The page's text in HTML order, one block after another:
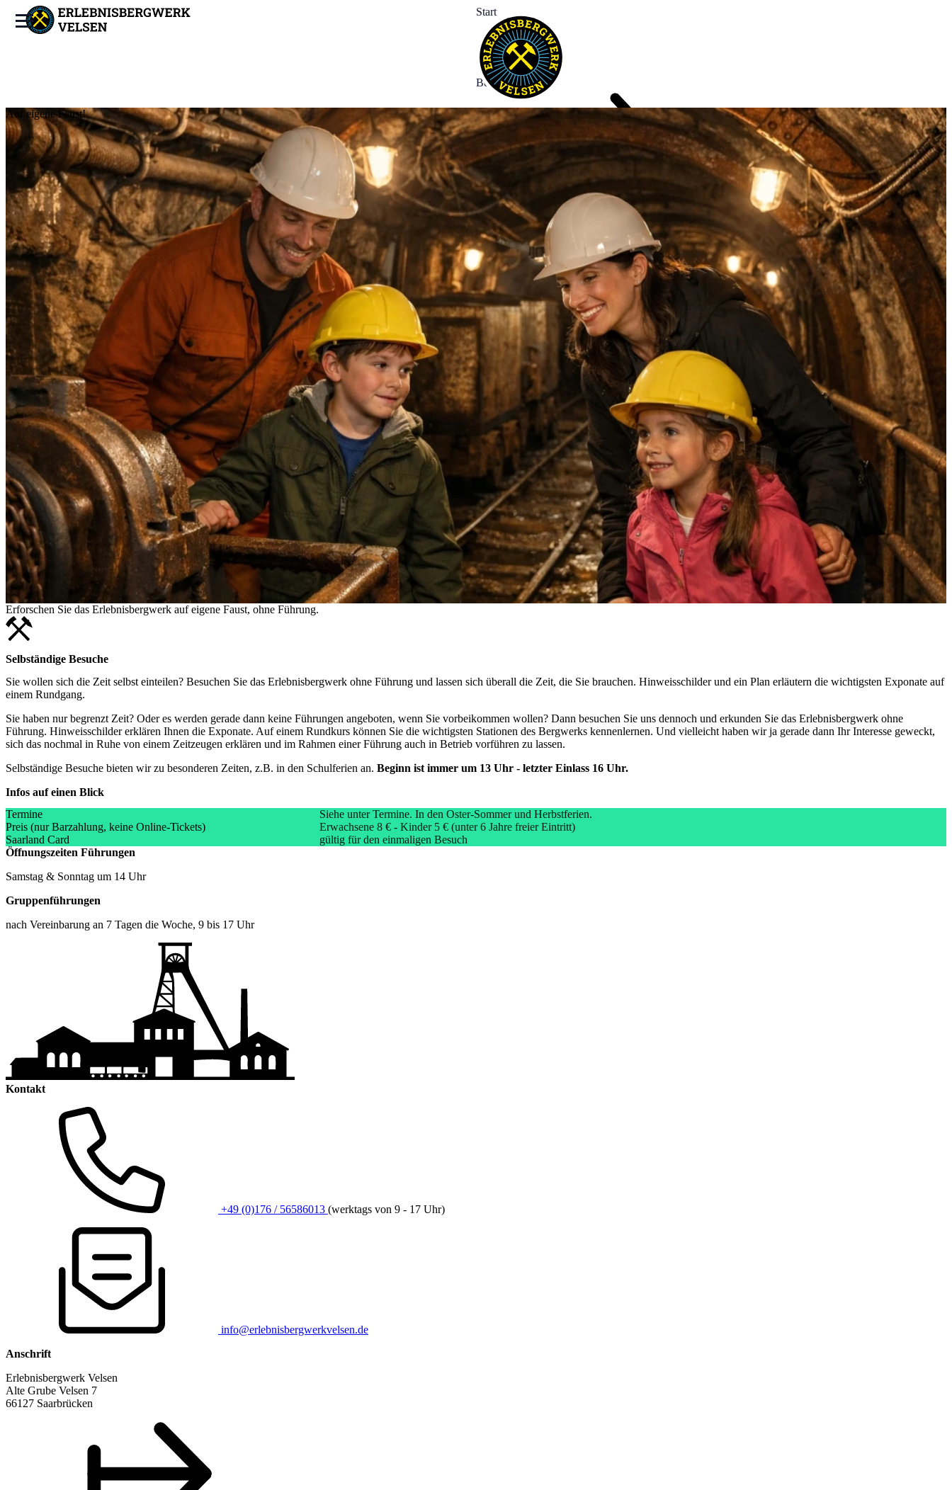
Start
Bergwerk
Erleben
Termine
News
Verein
Tickets
Auf eigene Faust!
Erforschen Sie das Erlebnisbergwerk auf eigene Faust, ohne Führung.
Selbständige Besuche
Sie wollen sich die Zeit selbst einteilen? Besuchen Sie das Erlebnisbergwerk ohne Führung und lassen sich überall die Zeit, die Sie brauchen. Hinweisschilder und ein Plan erläutern die wichtigsten Exponate auf
einem Rundgang.
Sie haben nur begrenzt Zeit? Oder es werden gerade dann keine Führungen angeboten, wenn Sie vorbeikommen wollen? Dann besuchen Sie uns dennoch und erkunden Sie das Erlebnisbergwerk ohne
Führung. Hinweisschilder erklären Ihnen die Exponate. Auf einem Rundkurs können Sie die wichtigsten Stationen des Bergwerks kennenlernen. Und vielleicht haben wir ja gerade dann Ihr Interesse geweckt,
sich das nochmal in Ruhe von einem Zeitzeugen erklären und im Rahmen einer Führung auch in Betrieb vorführen zu lassen.
Selbständige Besuche bieten wir zu besonderen Zeiten, z.B. in den Schulferien an. Beginn ist immer um 13 Uhr - letzter Einlass 16 Uhr.
Infos auf einen Blick
Termine
Siehe unter Termine. In den Oster-Sommer und Herbstferien.
Preis (nur Barzahlung, keine Online-Tickets)
Erwachsene 8 € - Kinder 5 € (unter 6 Jahre freier Eintritt)
Saarland Card
gültig für den einmaligen Besuch
Öffnungszeiten Führungen
Samstag & Sonntag um 14 Uhr
Gruppenführungen
nach Vereinbarung an 7 Tagen die Woche, 9 bis 17 Uhr
Kontakt
+49 (0)176 / 56586013 (werktags von 9 - 17 Uhr)
info@erlebnisbergwerkvelsen.de
Anschrift
Erlebnisbergwerk Velsen
Alte Grube Velsen 7
66127 Saarbrücken